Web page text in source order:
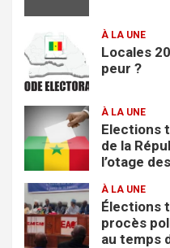
À LA UNE
Locales
peur ?
À LA UNE
Elections
de la
l’otage
À LA UNE
Élections
procès
au temps